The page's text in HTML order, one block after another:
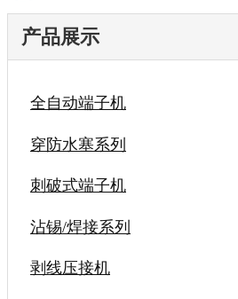
产品展示
全自动端子机
穿防水塞系列
刺破式端子机
沾锡/焊接系列
剥线压接机